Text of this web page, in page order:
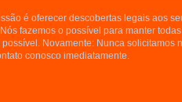
é oferecer descobertas legais aos
fazemos o possível para manter
Novamente: Nunca
conosco imediatamente.